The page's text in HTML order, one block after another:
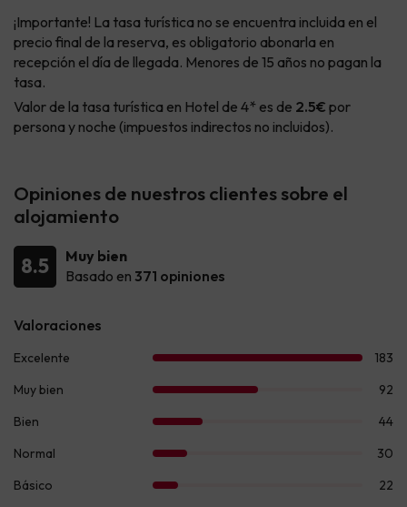
¡Importante! La tasa turística no se encuentra incluida en el
precio final de la reserva, es obligatorio abonarla en
recepción el día de llegada. Menores de 15 años no pagan la
tasa.
Valor de la tasa turística en Hotel de 4* es de 2.5€ por
persona y noche (impuestos indirectos no incluidos).
Opiniones de nuestros clientes sobre el
alojamiento
8.5
Muy bien
Basado en 371 opiniones